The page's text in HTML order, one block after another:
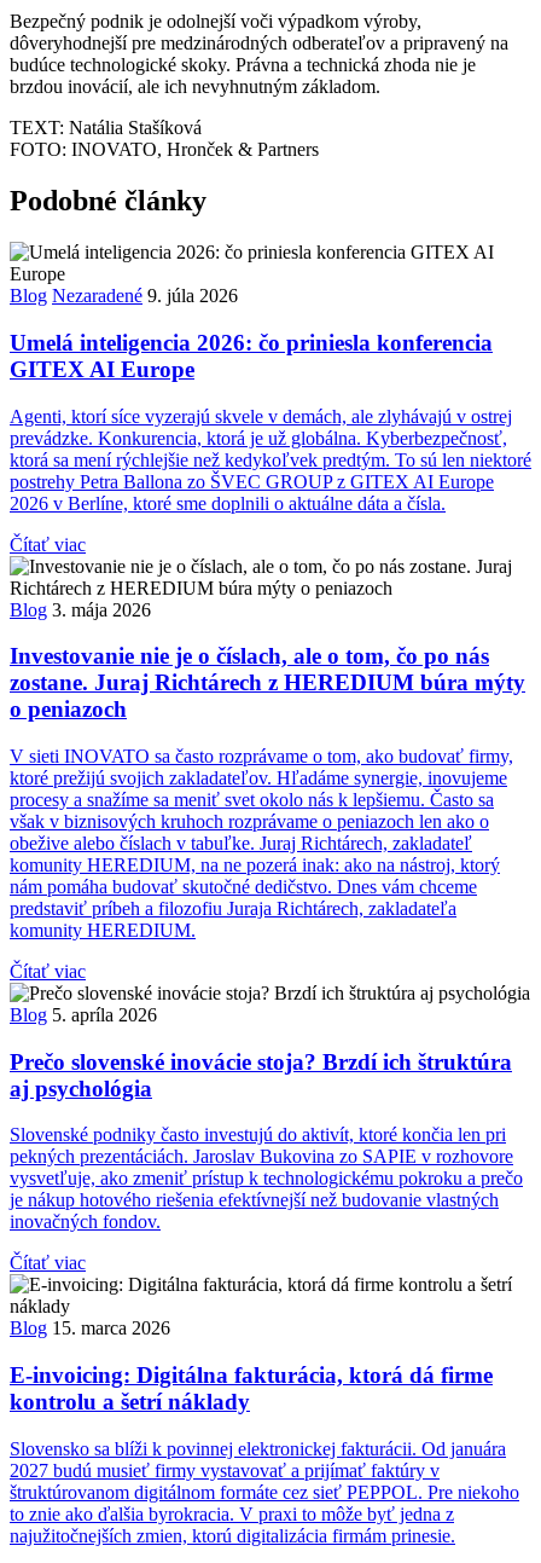
Bezpečný podnik je odolnejší voči výpadkom výroby,
dôveryhodnejší pre medzinárodných odberateľov a pripravený na
budúce technologické skoky. Právna a technická zhoda nie je
brzdou inovácií, ale ich nevyhnutným základom.
TEXT: Natália Stašíková
FOTO: INOVATO, Hronček & Partners
Podobné články
Blog Nezaradené 9. júla 2026
Umelá inteligencia 2026: čo priniesla konferencia
GITEX AI Europe
Agenti, ktorí síce vyzerajú skvele v demách, ale zlyhávajú v ostrej
prevádzke. Konkurencia, ktorá je už globálna. Kyberbezpečnosť,
ktorá sa mení rýchlejšie než kedykoľvek predtým. To sú len niektoré
postrehy Petra Ballona zo ŠVEC GROUP z GITEX AI Europe
2026 v Berlíne, ktoré sme doplnili o aktuálne dáta a čísla.
Čítať viac
Blog 3. mája 2026
Investovanie nie je o číslach, ale o tom, čo po nás
zostane. Juraj Richtárech z HEREDIUM búra mýty
o peniazoch
V sieti INOVATO sa často rozprávame o tom, ako budovať firmy,
ktoré prežijú svojich zakladateľov. Hľadáme synergie, inovujeme
procesy a snažíme sa meniť svet okolo nás k lepšiemu. Často sa
však v biznisových kruhoch rozprávame o peniazoch len ako o
obežive alebo číslach v tabuľke. Juraj Richtárech, zakladateľ
komunity HEREDIUM, na ne pozerá inak: ako na nástroj, ktorý
nám pomáha budovať skutočné dedičstvo. Dnes vám chceme
predstaviť príbeh a filozofiu Juraja Richtárech, zakladateľa
komunity HEREDIUM.
Čítať viac
Blog 5. apríla 2026
Prečo slovenské inovácie stoja? Brzdí ich štruktúra
aj psychológia
Slovenské podniky často investujú do aktivít, ktoré končia len pri
pekných prezentáciách. Jaroslav Bukovina zo SAPIE v rozhovore
vysvetľuje, ako zmeniť prístup k technologickému pokroku a prečo
je nákup hotového riešenia efektívnejší než budovanie vlastných
inovačných fondov.
Čítať viac
Blog 15. marca 2026
E-invoicing: Digitálna fakturácia, ktorá dá firme
kontrolu a šetrí náklady
Slovensko sa blíži k povinnej elektronickej fakturácii. Od januára
2027 budú musieť firmy vystavovať a prijímať faktúry v
štruktúrovanom digitálnom formáte cez sieť PEPPOL. Pre niekoho
to znie ako ďalšia byrokracia. V praxi to môže byť jedna z
najužitočnejších zmien, ktorú digitalizácia firmám prinesie.